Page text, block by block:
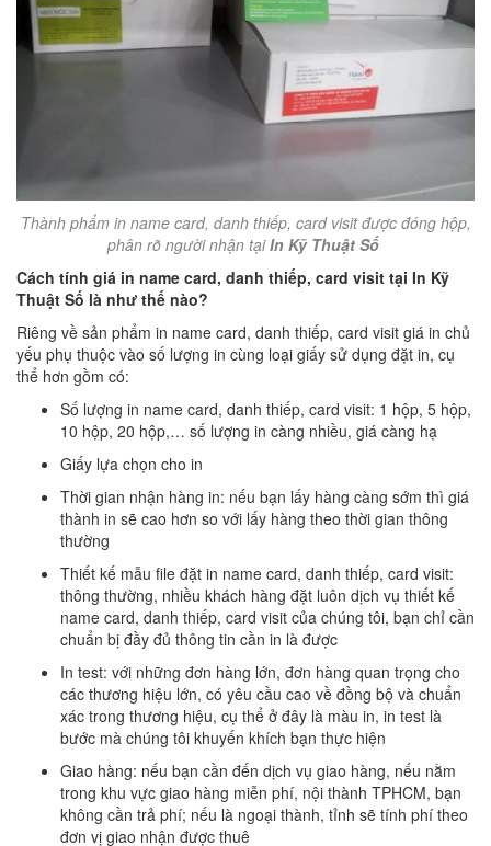
Thành phẩm in name card, danh thiếp, card visit được đóng hộp,
phân rõ người nhận tạiIn Kỹ Thuật Số
Cách tính giá in name card, danh thiếp, card visit tại In Kỹ
Thuật Số là như thế nào?
Riêng về sản phẩm in name card, danh thiếp, card visit giá in chủ
yếu phụ thuộc vào số lượng in cùng loại giấy sử dụng đặt in, cụ
thể hơn gồm có:
Số lượng in name card, danh thiếp, card visit: 1 hộp, 5 hộp,
10 hộp, 20 hộp,… số lượng in càng nhiều, giá càng hạ
Giấy lựa chọn cho in
Thời gian nhận hàng in: nếu bạn lấy hàng càng sớm thì giá
thành in sẽ cao hơn so với lấy hàng theo thời gian thông
thường
Thiết kế mẫu file đặt in name card, danh thiếp, card visit:
thông thường, nhiều khách hàng đặt luôn dịch vụ thiết kế
name card, danh thiếp, card visit của chúng tôi, bạn chỉ cần
chuẩn bị đầy đủ thông tin cần in là được
In test: với những đơn hàng lớn, đơn hàng quan trọng cho
các thương hiệu lớn, có yêu cầu cao về đồng bộ và chuẩn
xác trong thương hiệu, cụ thể ở đây là màu in, in test là
bước mà chúng tôi khuyến khích bạn thực hiện
Giao hàng: nếu bạn cần đến dịch vụ giao hàng, nếu nằm
trong khu vực giao hàng miễn phí, nội thành TPHCM, bạn
không cần trả phí; nếu là ngoại thành, tỉnh sẽ tính phí theo
đơn vị giao nhận được thuê